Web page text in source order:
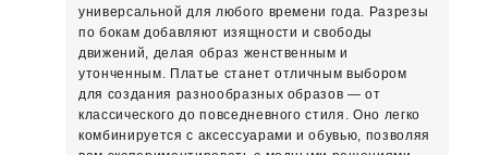
универсальной для любого времени года. Разрезы
по бокам добавляют изящности и свободы
движений, делая образ женственным и
утонченным. Платье станет отличным выбором
для создания разнообразных образов — от
классического до повседневного стиля. Оно легко
комбинируется с аксессуарами и обувью, позволяя